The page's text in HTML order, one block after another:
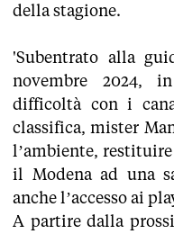
della stagione.
'Subentrato alla
novembre 2024,
difficoltà con i
classifica, mister
l’ambiente,
il Modena ad una
anche l’accesso ai
A partire dalla